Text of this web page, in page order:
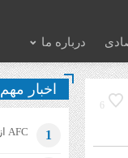
درباره ما
6
اخبار مهم
1 AFC از داوران زن ایران دعوت کرد